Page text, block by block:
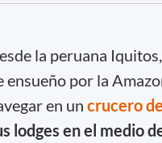
la peruana
ensueño por la
en un crucero
lodges en el medio